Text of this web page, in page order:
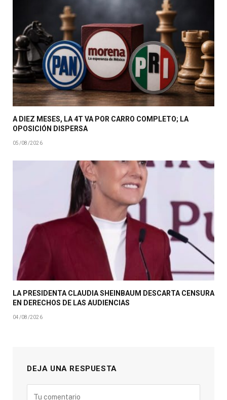
A DIEZ MESES, LA 4T VA POR CARRO COMPLETO; LA
OPOSICIÓN DISPERSA
05/08/2026
LA PRESIDENTA CLAUDIA SHEINBAUM DESCARTA CENSURA
EN DERECHOS DE LAS AUDIENCIAS
04/08/2026
DEJA UNA RESPUESTA